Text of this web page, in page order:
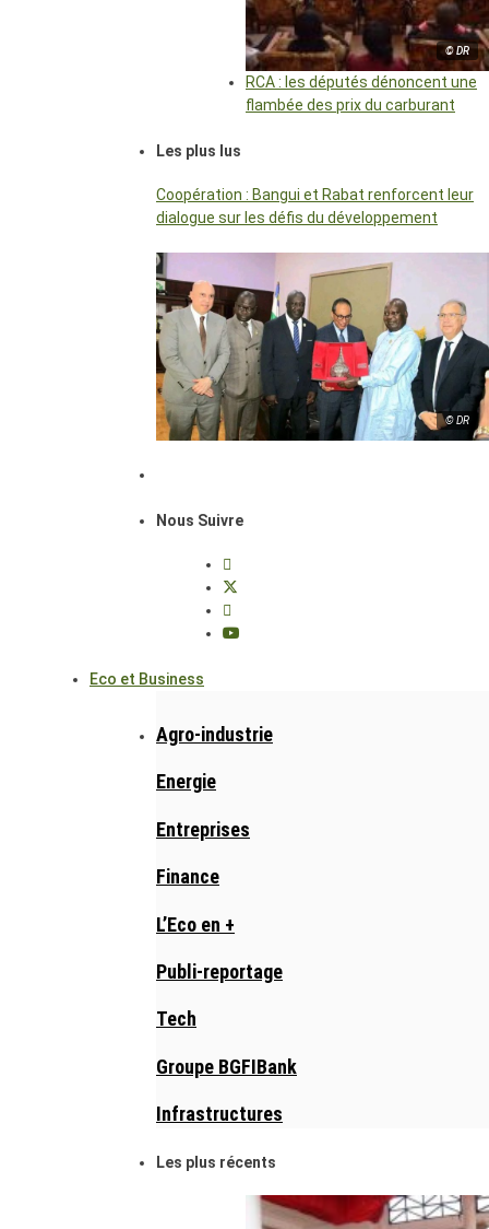
© DR
RCA : les députés dénoncent une
flambée des prix du carburant
Les plus lus
Coopération : Bangui et Rabat renforcent leur
dialogue sur les défis du développement
© DR
Nous Suivre
Eco et Business
Agro-industrie
Energie
Entreprises
Finance
L’Eco en +
Publi-reportage
Tech
Groupe BGFIBank
Infrastructures
Les plus récents